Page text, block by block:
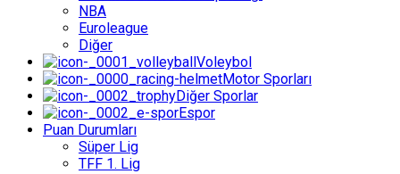
NBA
Euroleague
Diğer
Voleybol
Motor Sporları
Diğer Sporlar
Espor
Puan Durumları
Süper Lig
TFF 1. Lig